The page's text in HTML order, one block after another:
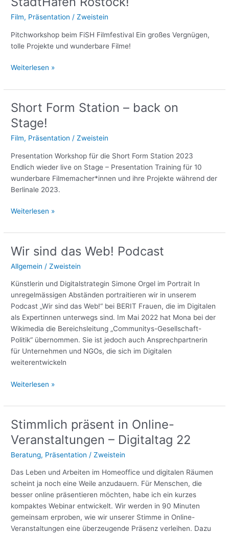
ein
Wimpernschlag
schon
ist
fast
vorbei
Film, Präsentation /Zweistein
Pitchworkshop beim FiSH Filmfestival Ein großes Vergnügen,
tolle Projekte und wunderbare Filme!
Auf
FiSH
Filmfestival
im
StadtHafen
Weiterlesen »
Short Form Station – back on
Stage!
Film, Präsentation /Zweistein
Presentation Workshop für die Short Form Station 2023
Endlich wieder live on Stage – Presentation Training für 10
wunderbare Filmemacher*innen und ihre Projekte während der
Berlinale 2023.
Short
Station
back
on
Weiterlesen »
Wir sind das Web! Podcast
Allgemein /Zweistein
Künstlerin und Digitalstrategin Simone Orgel im Portrait In
unregelmässigen Abständen portraitieren wir in unserem
Podcast „Wir sind das Web!“ bei BERIT Frauen, die im Digitalen
als Expertinnen unterwegs sind. Im Mai 2022 hat Mona bei der
Wikimedia die Bereichsleitung „Communitys-Gesellschaft-
Politik“ übernommen. Sie ist jedoch auch Ansprechpartnerin
für Unternehmen und NGOs, die sich im Digitalen
weiterentwickeln
Wir
das
Podcast
Weiterlesen »
Stimmlich präsent in Online-
Veranstaltungen – Digitaltag 22
Beratung, Präsentation /Zweistein
Das Leben und Arbeiten im Homeoffice und digitalen Räumen
scheint ja noch eine Weile anzudauern. Für Menschen, die
besser online präsentieren möchten, habe ich ein kurzes
kompaktes Webinar entwickelt. Wir werden in 90 Minuten
gemeinsam erproben, wie wir unserer Stimme in Online-
Veranstaltungen eine überzeugende Präsenz verleihen. Dazu